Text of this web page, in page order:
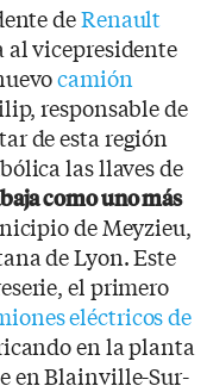
deRenault
al vicepresidente
camión
responsable de
de esta región
las llaves de
como uno más
de Meyzieu,
de Lyon. Este
el primero
eléctricos de
en la planta
en Blainville-Sur-